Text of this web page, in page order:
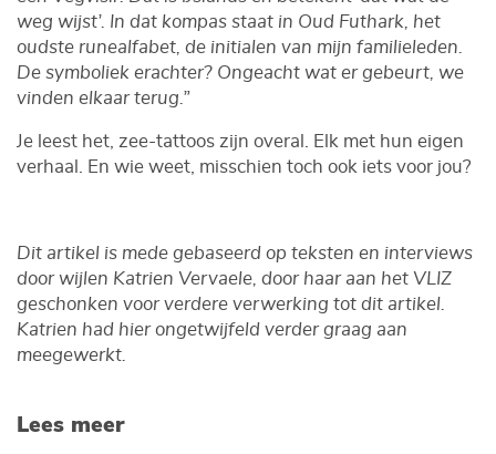
weg wijst’. In dat kompas staat in Oud Futhark, het
oudste runealfabet, de initialen van mijn familieleden.
De symboliek erachter? Ongeacht wat er gebeurt, we
vinden elkaar terug.”
Je leest het, zee-tattoos zijn overal. Elk met hun eigen
verhaal. En wie weet, misschien toch ook iets voor jou?
Dit artikel is mede gebaseerd op teksten en interviews
door wijlen Katrien Vervaele, door haar aan het VLIZ
geschonken voor verdere verwerking tot dit artikel.
Katrien had hier ongetwijfeld verder graag aan
meegewerkt.
Lees meer